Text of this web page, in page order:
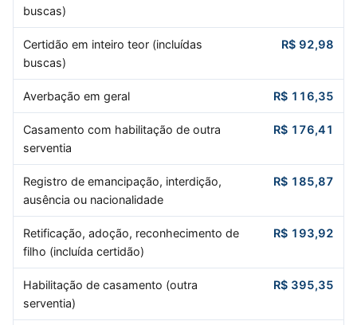
buscas)
Certidão em inteiro teor (incluídas
buscas)
R$ 92,98
Averbação em geral R$ 116,35
Casamento com habilitação de outra
serventia
R$ 176,41
Registro de emancipação, interdição,
ausência ou nacionalidade
R$ 185,87
Retificação, adoção, reconhecimento de
filho (incluída certidão)
R$ 193,92
Habilitação de casamento (outra
serventia)
R$ 395,35